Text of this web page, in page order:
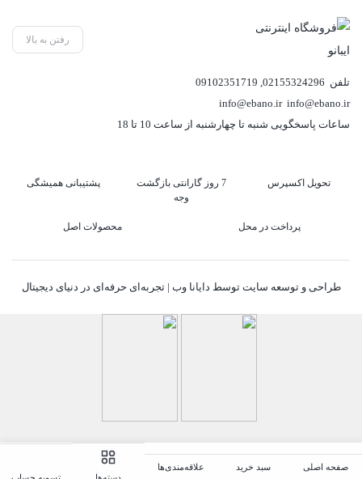
رفتن به بالا
تلفن 02155324296
,
09102351719
info@ebano.ir
info@ebano.ir
ساعات پاسخگویی شنبه تا چهارشنبه از ساعت 10 تا 18
تحویل اکسپرس
7 روز گارانتی بازگشت
وجه
پشتیبانی همیشگی
پرداخت در محل محصولات اصل
طراحی و توسعه سایت توسط دایانا وب | تجربه‌ای حرفه‌ای در دنیای دیجیتال
صفحه اصلی سبد خرید
علاقه‌مندی‌ها
تسویه حساب